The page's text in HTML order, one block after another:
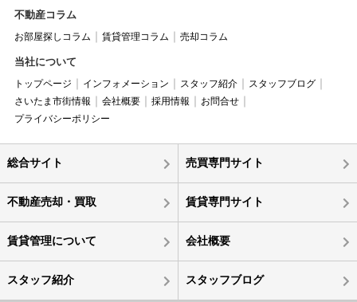
不動産コラム
お部屋探しコラム 賃貸管理コラム 売却コラム
当社について
トップページ インフォメーション スタッフ紹介
スタッフブログ
さいたま市街情報
会社概要 採用情報
お問合せ
プライバシーポリシー
総合サイト 売買専門サイト
不動産売却・買取 賃貸専門サイト
賃貸管理について 会社概要
スタッフ紹介 スタッフブログ